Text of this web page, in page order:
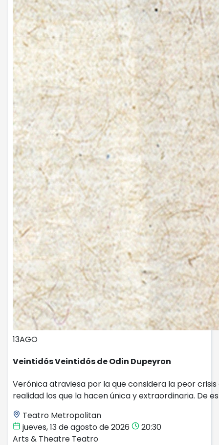
13AGO
Veintidós Veintidós de Odin Dupeyron
Verónica atraviesa por la que considera la peor
realidad los que la hacen única y extraordinaria. De
Teatro Metropolitan
jueves, 13 de agosto de 2026
20:30
Arts & Theatre Teatro